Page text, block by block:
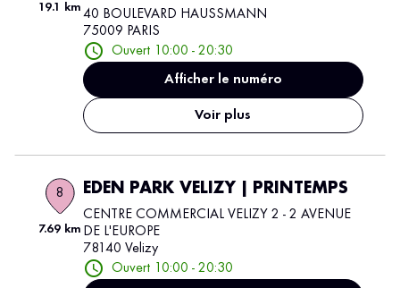
19.1 km 40 BOULEVARD HAUSSMANN
75009 PARIS
Ouvert 10:00 - 20:30
Afficher le numéro
Voir plus
8
7.69 km
EDEN PARK VELIZY | PRINTEMPS
CENTRE COMMERCIAL VELIZY 2 - 2 AVENUE
DE L'EUROPE
78140 Velizy
Ouvert 10:00 - 20:30